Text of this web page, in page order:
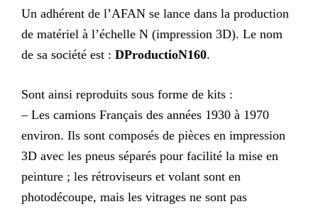
Un adhérent de l’AFAN se lance dans la production
de matériel à l’échelle N (impression 3D). Le nom
de sa société est : DProductioN160.
Sont ainsi reproduits sous forme de kits :
– Les camions Français des années 1930 à 1970
environ. Ils sont composés de pièces en impression
3D avec les pneus séparés pour facilité la mise en
peinture ; les rétroviseurs et volant sont en
photodécoupe, mais les vitrages ne sont pas